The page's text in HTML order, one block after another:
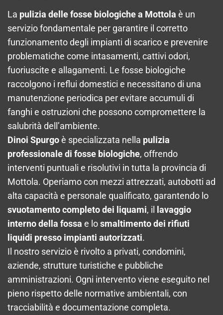
La pulizia delle fosse biologiche a Mottola è un
servizio fondamentale per garantire il corretto
funzionamento degli impianti di scarico e prevenire
problematiche come intasamenti, cattivi odori,
fuoriuscite e allagamenti. Le fosse biologiche
raccolgono i reflui domestici e necessitano di una
manutenzione periodica per evitare accumuli di
fanghi e ostruzioni che possono compromettere la
salubrità dell’ambiente.
Dinoi Spurgoè specializzata nella pulizia
professionale di fosse biologiche, offrendo
interventi puntuali e risolutivi in tutta la provincia di
Mottola. Operiamo con mezzi attrezzati, autobotti ad
alta capacità e personale qualificato, garantendo lo
svuotamento completo dei liquami, il
lavaggio
interno della fossa e losmaltimento dei rifiuti
liquidi presso impianti autorizzati.
Il nostro servizio è rivolto a privati, condomini,
aziende, strutture turistiche e pubbliche
amministrazioni. Ogni intervento viene eseguito nel
pieno rispetto delle normative ambientali, con
tracciabilità e documentazione completa.